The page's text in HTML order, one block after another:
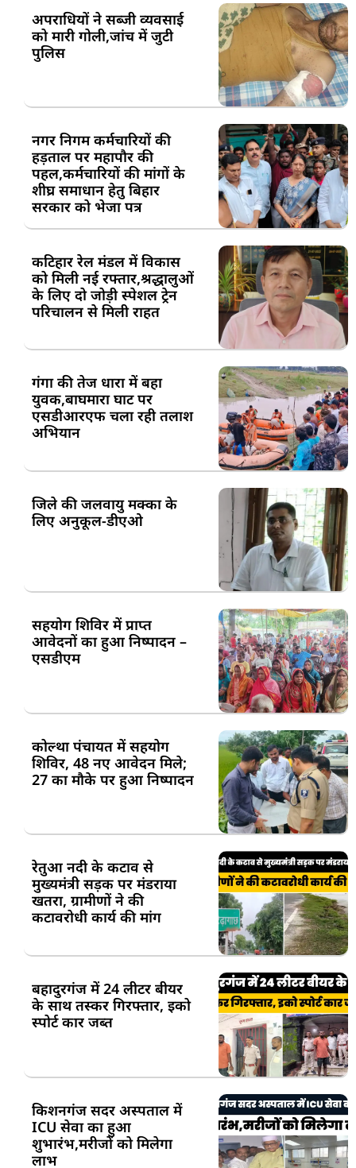
अपराधियों ने सब्जी व्यवसाई
को मारी गोली,जांच में जुटी
पुलिस
नगर निगम कर्मचारियों की
हड़ताल पर महापौर की
पहल,कर्मचारियों की मांगों के
शीघ्र समाधान हेतु बिहार
सरकार को भेजा पत्र
कटिहार रेल मंडल में विकास
को मिली नई रफ्तार,श्रद्धालुओं
के लिए दो जोड़ी स्पेशल ट्रेन
परिचालन से मिली राहत
गंगा की तेज धारा में बहा
युवक,बाघमारा घाट पर
एसडीआरएफ चला रही तलाश
अभियान
जिले की जलवायु मक्का के
लिए अनुकूल-डीएओ
सहयोग शिविर में प्राप्त
आवेदनों का हुआ निष्पादन –
एसडीएम
कोल्था पंचायत में सहयोग
शिविर, 48 नए आवेदन मिले;
27 का मौके पर हुआ निष्पादन
रेतुआ नदी के कटाव से
मुख्यमंत्री सड़क पर मंडराया
खतरा, ग्रामीणों ने की
कटावरोधी कार्य की मांग
बहादुरगंज में 24 लीटर बीयर
के साथ तस्कर गिरफ्तार, इको
स्पोर्ट कार जब्त
किशनगंज सदर अस्पताल में
ICU सेवा का हुआ
शुभारंभ,मरीजों को मिलेगा
लाभ